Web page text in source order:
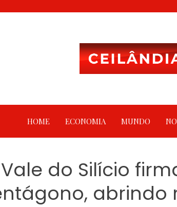
HOME ECONOMIA MUNDO
do Silício